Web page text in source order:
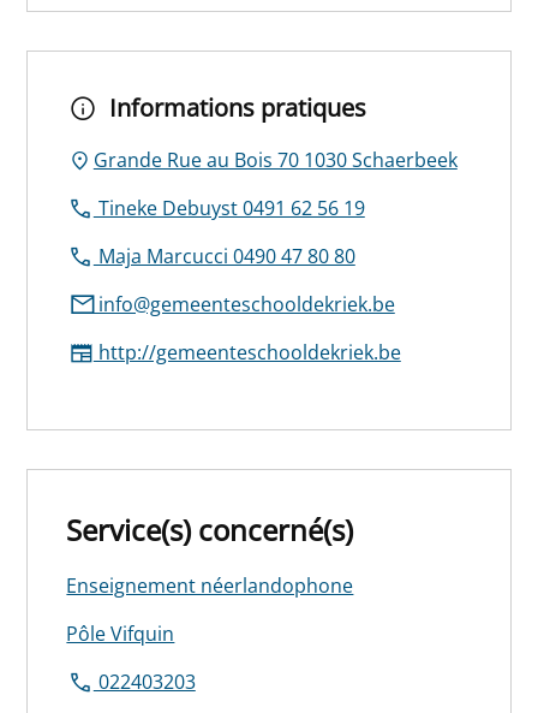
Informations pratiques
Grande Rue au Bois 70 1030 Schaerbeek
Tineke Debuyst 0491 62 56 19
Maja Marcucci 0490 47 80 80
info@gemeenteschooldekriek.be
http://gemeenteschooldekriek.be
Service(s) concerné(s)
Enseignement néerlandophone
Pôle Vifquin
022403203